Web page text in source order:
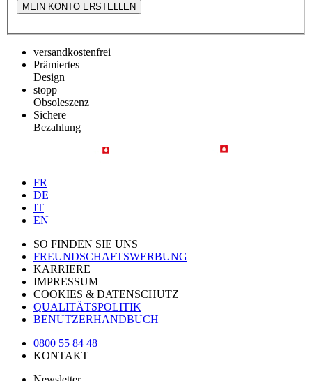
MEIN KONTO ERSTELLEN
versandkostenfrei
Prämiertes
Design
stopp
Obsoleszenz
Sichere
Bezahlung
FR
DE
IT
EN
SO FINDEN SIE UNS
FREUNDSCHAFTSWERBUNG
KARRIERE
IMPRESSUM
COOKIES & DATENSCHUTZ
QUALITÄTSPOLITIK
BENUTZERHANDBUCH
0800 55 84 48
KONTAKT